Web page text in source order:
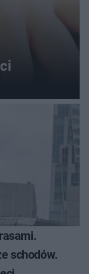
schodów.